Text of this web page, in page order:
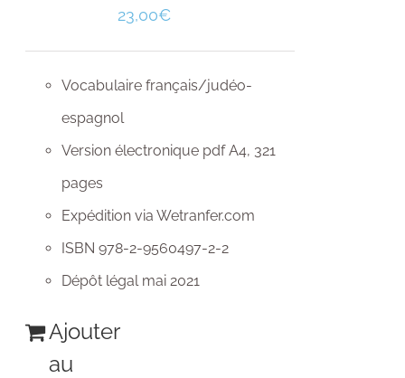
23,00€
Vocabulaire français/judéo-
espagnol
Version électronique pdf A4, 321
pages
Expédition via Wetranfer.com
ISBN 978-2-9560497-2-2
Dépôt légal mai 2021
Ajouter
au